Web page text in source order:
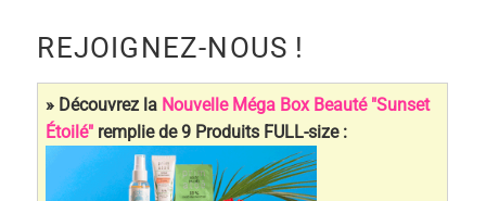
REJOIGNEZ-NOUS !
» Découvrez la Nouvelle Méga Box Beauté "Sunset
Étoilé" remplie de 9 Produits FULL-size :